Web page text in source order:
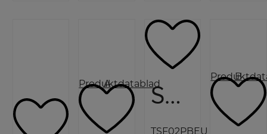
A
Produktdatablad Smeg Brødrister
TSF02PBEU
B